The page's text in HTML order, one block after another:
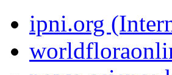
ipni.org